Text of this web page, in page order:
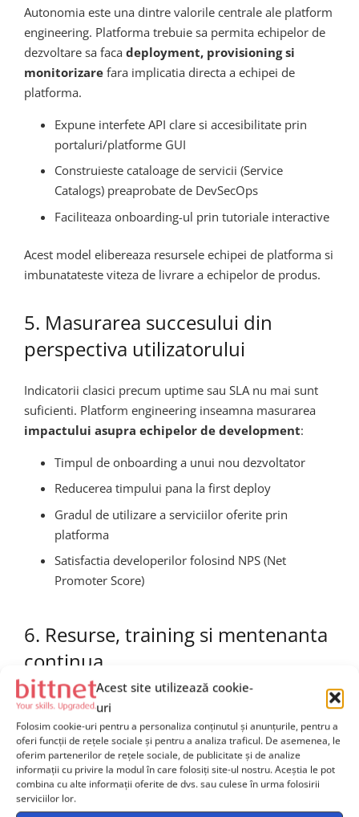
Acest site utilizează cookie-
uri
Folosim cookie-uri pentru a personaliza conținutul și anunțurile, pentru a
oferi funcții de rețele sociale și pentru a analiza traficul. De asemenea, le
oferim partenerilor de rețele sociale, de publicitate și de analize
informații cu privire la modul în care folosiți site-ul nostru. Aceștia le pot
combina cu alte informații oferite de dvs. sau culese în urma folosirii
serviciilor lor.
Autonomia este una dintre valorile centrale ale platform
engineering. Platforma trebuie sa permita echipelor de
dezvoltare sa faca deployment, provisioning si
monitorizare fara implicatia directa a echipei de
platforma.
Expune interfete API clare si accesibilitate prin
portaluri/platforme GUI
Construieste cataloage de servicii (Service
Catalogs) preaprobate de DevSecOps
Faciliteaza onboarding-ul prin tutoriale interactive
Acest model elibereaza resursele echipei de platforma si
imbunatateste viteza de livrare a echipelor de produs.
5. Masurarea succesului din
perspectiva utilizatorului
Indicatorii clasici precum uptime sau SLA nu mai sunt
suficienti. Platform engineering inseamna masurarea
impactului asupra echipelor de development:
Timpul de onboarding a unui nou dezvoltator
Reducerea timpului pana la first deploy
Gradul de utilizare a serviciilor oferite prin
platforma
Satisfactia developerilor folosind NPS (Net
Promoter Score)
6. Resurse, training si mentenanta
continua
Chiar daca o platforma este bine proiectata, fara training
continuu si resurse de onboarding, adoptarea va fi
dificila. Asigura-te ca exista:
Documentatie actualizata si accesibila
Github repos pentru exemple concrete